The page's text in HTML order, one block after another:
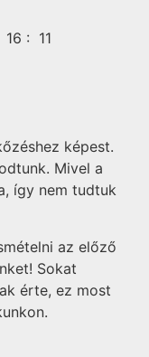
16 : 11
képest.
Mivel a
így nem tudtuk
az előző
Sokat
érte, ez most